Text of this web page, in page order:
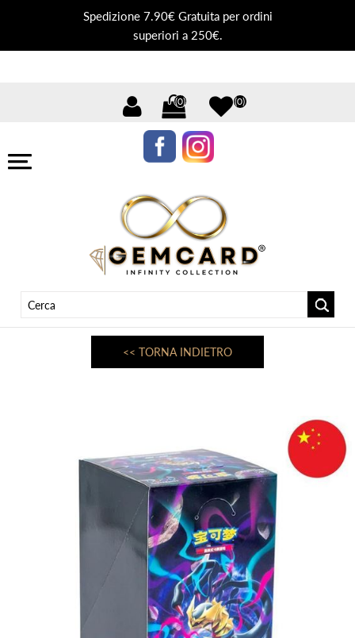
Spedizione 7.90€ Gratuita per ordini
superiori a 250€.
(0) (0)
<< TORNA INDIETRO